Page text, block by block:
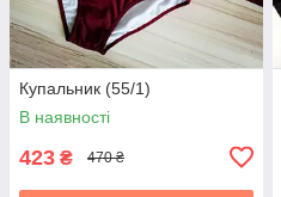
Купальник (55/1)
В наявності
423 ₴ 470 ₴